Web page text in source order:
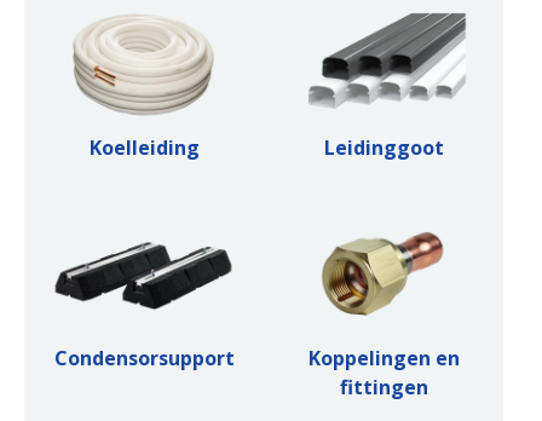
Koelleiding Leidinggoot
Condensorsupport
Koppelingen en
fittingen